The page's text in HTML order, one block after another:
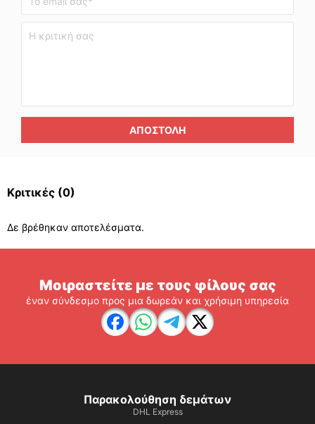
ΑΠΟΣΤΟΛΉ
Κριτικές (0)
Δε βρέθηκαν αποτελέσματα.
Μοιραστείτε με τους φίλους σας
έναν σύνδεσμο προς μια δωρεάν και χρήσιμη υπηρεσία
Παρακολούθηση δεμάτων
DHL Express